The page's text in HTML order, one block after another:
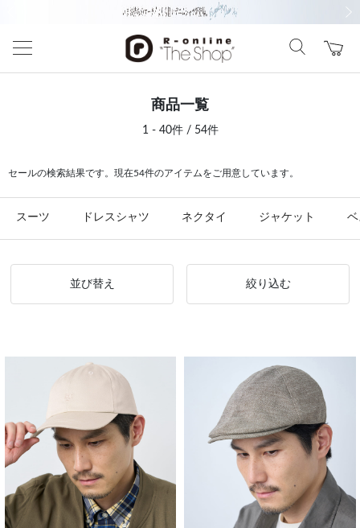
商品一覧
1 - 40件 / 54件
セールの検索結果です。現在54件のアイテムをご用意しています。
スーツ ドレスシャツ ネクタイ ジャケット
並び替え 絞り込む